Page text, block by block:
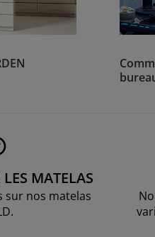
MATELAS
sur nos matelas